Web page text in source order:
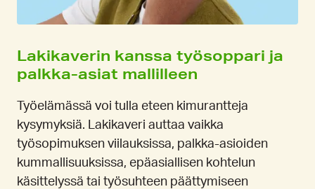
Lakikaverin kanssa työsoppari ja
palkka-asiat mallilleen
Työelämässä voi tulla eteen kimurantteja
kysymyksiä. Lakikaveri auttaa vaikka
työsopimuksen viilauksissa, palkka-asioiden
kummallisuuksissa, epäasiallisen kohtelun
käsittelyssä tai työsuhteen päättymiseen